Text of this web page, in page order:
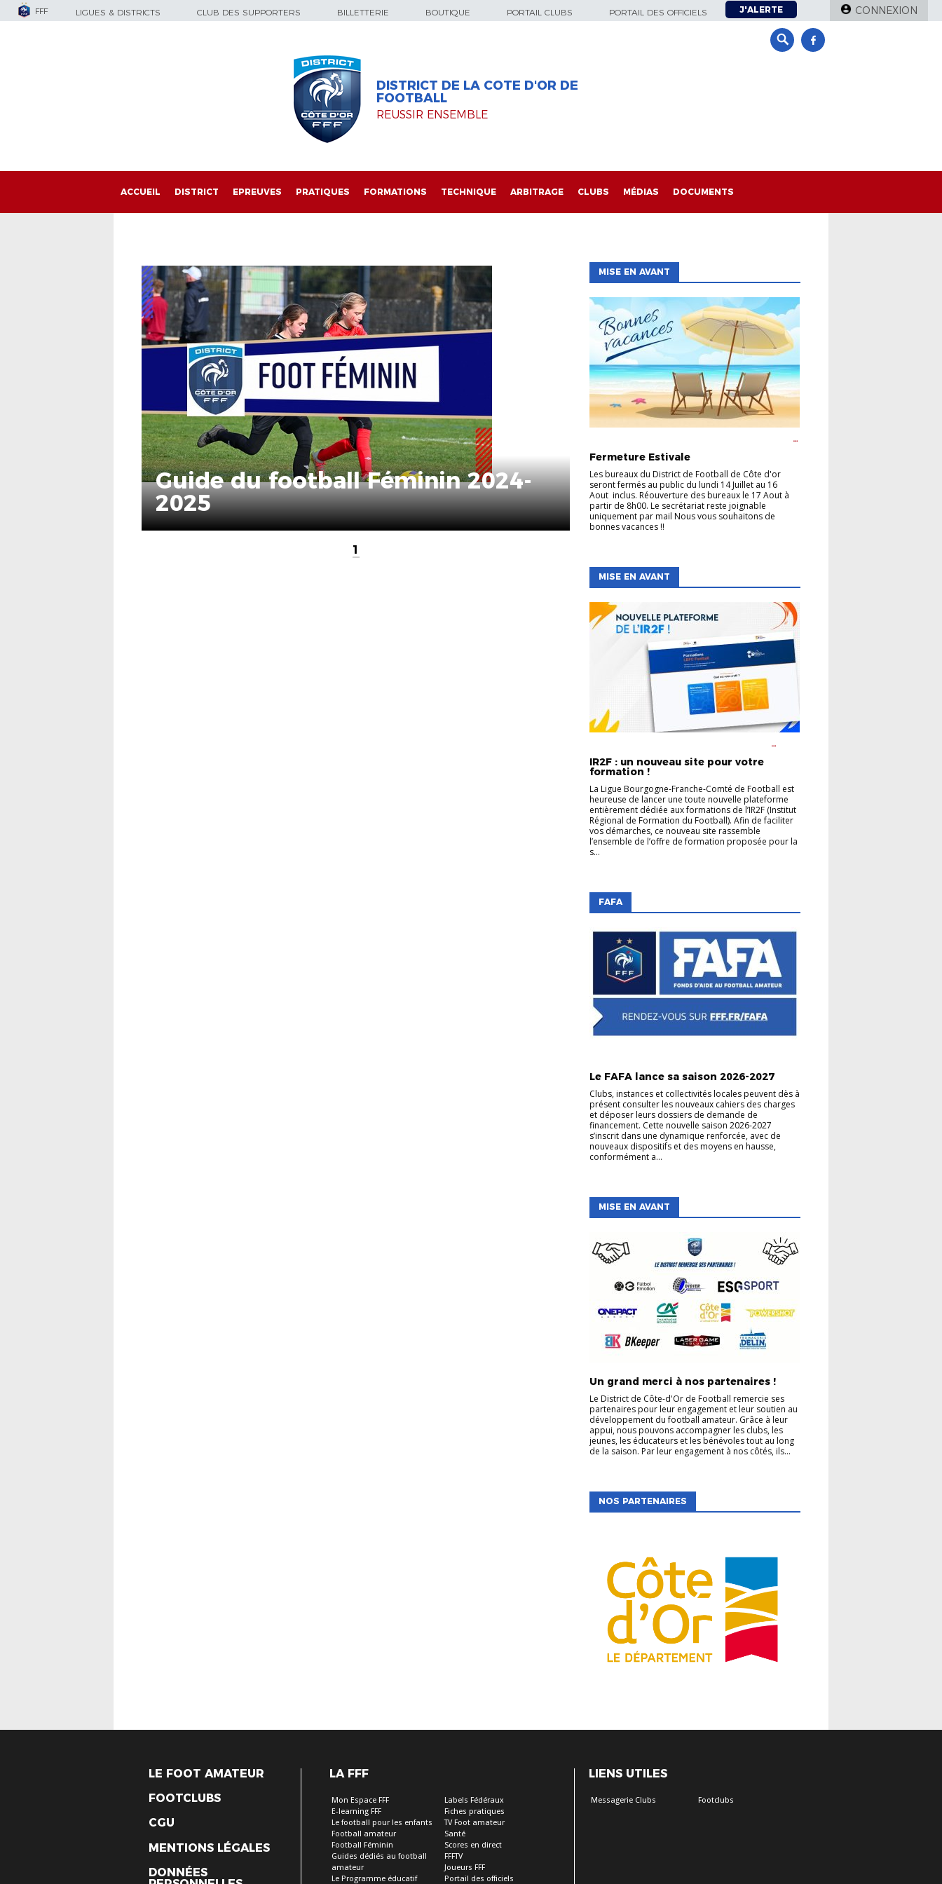
FFF LIGUES & DISTRICTS CLUB DES SUPPORTERS BILLETTERIE BOUTIQUE PORTAIL CLUBS PORTAIL DES OFFICIELS J'ALERTE CONNEXION
DISTRICT DE LA COTE D'OR DE
FOOTBALL
REUSSIR ENSEMBLE
ACCUEIL DISTRICT EPREUVES PRATIQUES FORMATIONS TECHNIQUE ARBITRAGE CLUBS MÉDIAS DOCUMENTS
Guide du football Féminin 2024-
2025
1
MISE EN AVANT
FÉMININE
LOISIR
FORMATION DES ARBITRES
Fermeture Estivale
Les bureaux du District de Football de Côte d'or
seront fermés au public du lundi 14 Juillet au 16
Aout inclus. Réouverture des bureaux le 17 Aout à
partir de 8h00. Le secrétariat reste joignable
uniquement par mail Nous vous souhaitons de
bonnes vacances !!
MISE EN AVANT
IR2F : un nouveau site pour votre
formation !
La Ligue Bourgogne-Franche-Comté de Football est
heureuse de lancer une toute nouvelle plateforme
entièrement dédiée aux formations de l’IR2F (Institut
Régional de Formation du Football). Afin de faciliter
vos démarches, ce nouveau site rassemble
l’ensemble de l’offre de formation proposée pour la
s...
FAFA
Le FAFA lance sa saison 2026-2027
Clubs, instances et collectivités locales peuvent dès à
présent consulter les nouveaux cahiers des charges
et déposer leurs dossiers de demande de
financement. Cette nouvelle saison 2026-2027
s’inscrit dans une dynamique renforcée, avec de
nouveaux dispositifs et des moyens en hausse,
conformément a...
MISE EN AVANT
Un grand merci à nos partenaires !
Le District de Côte-d'Or de Football remercie ses
partenaires pour leur engagement et leur soutien au
développement du football amateur. Grâce à leur
appui, nous pouvons accompagner les clubs, les
jeunes, les éducateurs et les bénévoles tout au long
de la saison. Par leur engagement à nos côtés, ils...
NOS PARTENAIRES
LE FOOT AMATEUR
FOOTCLUBS
CGU
MENTIONS LÉGALES
DONNÉES
LA FFF
Mon Espace FFF
E-learning FFF
Le football pour les enfants
Football amateur
Football Féminin
Guides dédiés au football
amateur
Le Programme éducatif
Labels Fédéraux
Fiches pratiques
TV Foot amateur
Santé
Scores en direct
FFFTV
Joueurs FFF
Portail des officiels
LIENS UTILES
Messagerie Clubs Footclubs